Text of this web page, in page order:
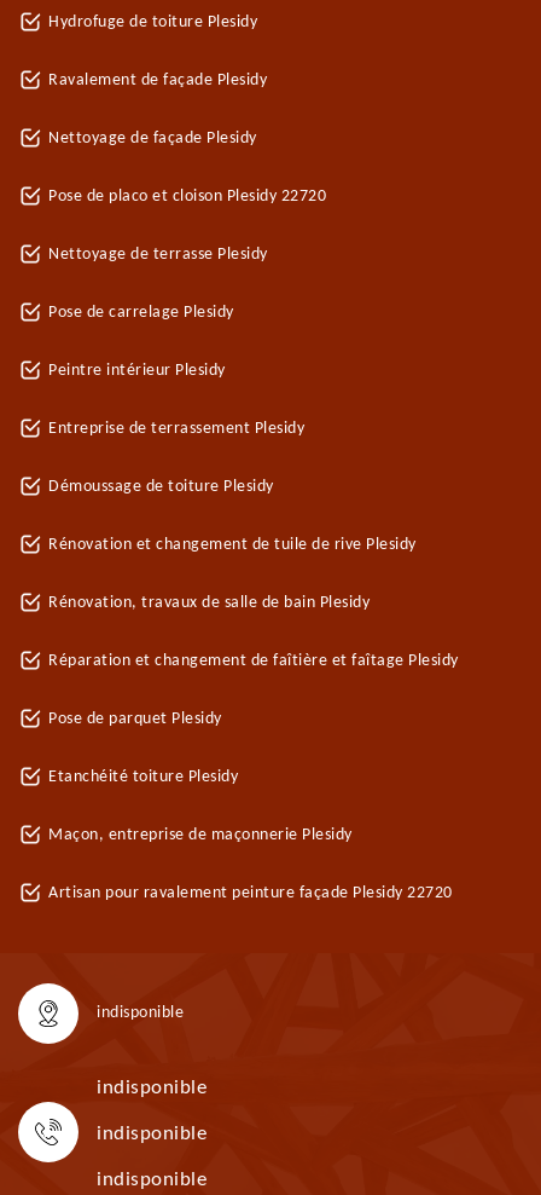
Hydrofuge de toiture Plesidy
Ravalement de façade Plesidy
Nettoyage de façade Plesidy
Pose de placo et cloison Plesidy 22720
Nettoyage de terrasse Plesidy
Pose de carrelage Plesidy
Peintre intérieur Plesidy
Entreprise de terrassement Plesidy
Démoussage de toiture Plesidy
Rénovation et changement de tuile de rive Plesidy
Rénovation, travaux de salle de bain Plesidy
Réparation et changement de faîtière et faîtage Plesidy
Pose de parquet Plesidy
Etanchéité toiture Plesidy
Maçon, entreprise de maçonnerie Plesidy
Artisan pour ravalement peinture façade Plesidy 22720
indisponible
indisponible
indisponible
indisponible